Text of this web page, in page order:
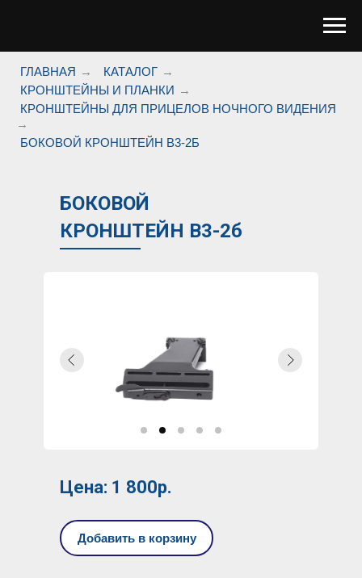
ГЛАВНАЯ → КАТАЛОГ →
КРОНШТЕЙНЫ И ПЛАНКИ →
КРОНШТЕЙНЫ ДЛЯ ПРИЦЕЛОВ НОЧНОГО ВИДЕНИЯ
→
БОКОВОЙ КРОНШТЕЙН В3-2Б
БОКОВОЙ
КРОНШТЕЙН В3-2б
Добавить в корзину
Цена: 1 800р.